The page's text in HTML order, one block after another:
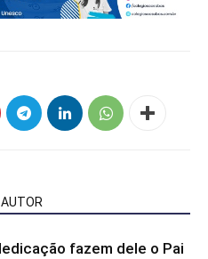
fazem dele o Pai